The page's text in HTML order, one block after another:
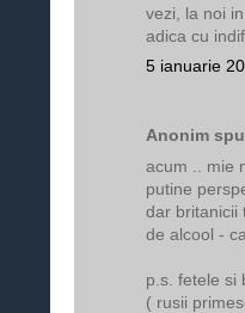
vezi, la noi
adica cu
5 ianuarie
Anonim
acum .. mie
putine
dar britanicii
de alcool -
p.s. fetele si
( rusii